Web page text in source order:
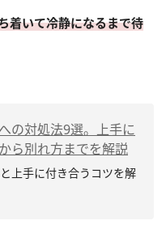
着いて冷静になるまで待
の対処法9選。上手に
ら別れ方までを解説
上手に付き合うコツを解